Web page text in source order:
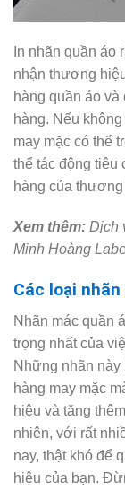
In nhãn quần áo
nhận thương
hàng quần áo và
hàng. Nếu
may mặc có thể
thể tác động tiêu
hàng của
Xem thêm: Dịch
Minh Hoàng
Các loại
Nhãn mác quần
trọng nhất của
Những nhãn này
hàng may mặc
hiệu và tăng
nhiên, với rất
nay, thật khó để
hiệu của bạn.